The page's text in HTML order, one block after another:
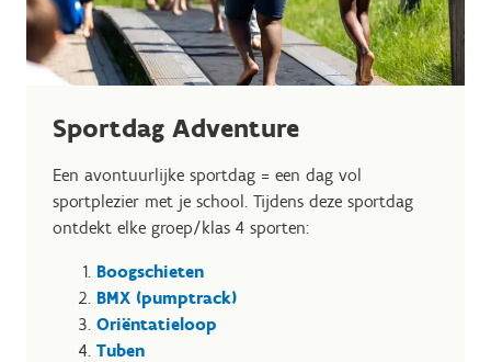
Sportdag Adventure
Een avontuurlijke sportdag = een dag vol
sportplezier met je school. Tijdens deze sportdag
ontdekt elke groep/klas 4 sporten:
Boogschieten
BMX (pumptrack)
Oriëntatieloop
Tuben